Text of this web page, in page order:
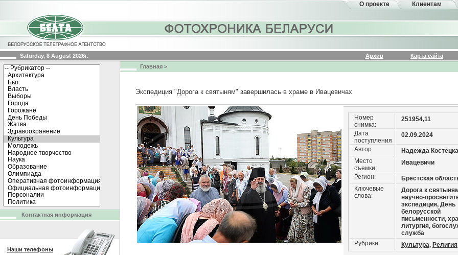
О проекте Клиентам
Saturday, 8 August 2026г. Архив
Карта сайта
Главная >
Экспедиция "Дорога к святыням" завершилась в храме в Ивацевичах
Номер
снимка:
251954,11
Дата
поступления
02.09.2024
Автор
Надежда
Место
съемки:
Ивацевичи
Регион:
Брестская
Ключевые
слова:
Дорога к
научно-
экспедиция, День
белорусской
письменности,
литургия,
служба
Рубрики:
Культура,
Контактная информация
Наши телефоны